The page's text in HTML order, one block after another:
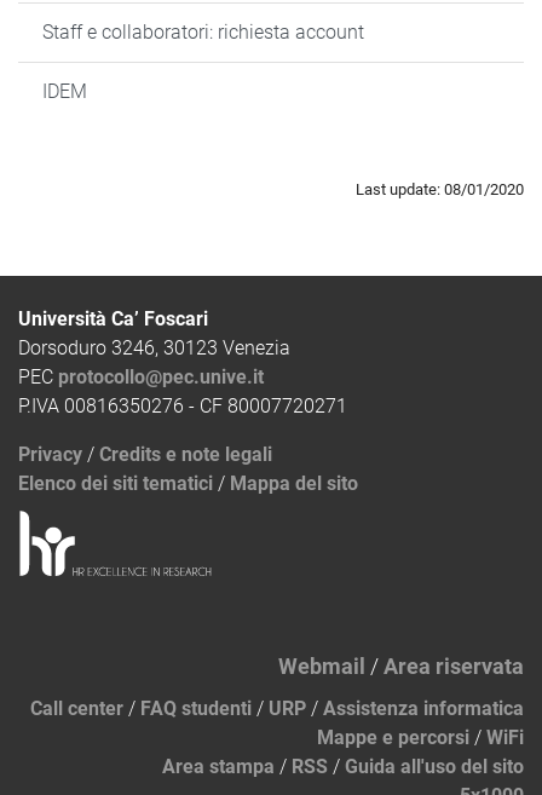
Staff e collaboratori: richiesta account
IDEM
Last update: 08/01/2020
Università Ca’ Foscari
Dorsoduro 3246, 30123 Venezia
PEC protocollo@pec.unive.it
P.IVA 00816350276 - CF 80007720271
Privacy / Credits e note legali
Elenco dei siti tematici / Mappa del sito
Webmail /Area riservata
Call center / FAQ studenti / URP / Assistenza informatica
Mappe e percorsi / WiFi
Area stampa / RSS / Guida all'uso del sito